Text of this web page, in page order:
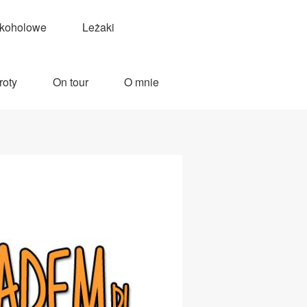
Leżaki
On tour O mnie